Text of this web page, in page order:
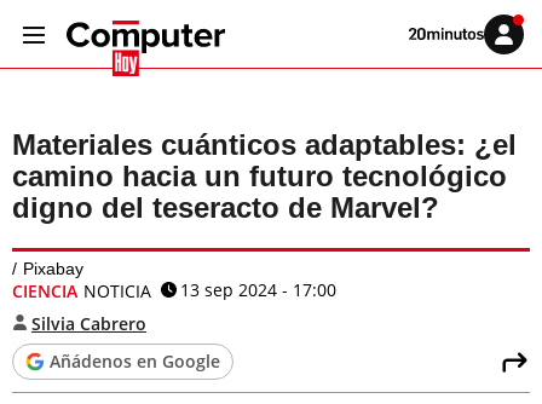
Volver
Iniciar
sesión
Materiales cuánticos adaptables: ¿el
camino hacia un futuro tecnológico
digno del teseracto de Marvel?
Pixabay
CIENCIA NOTICIA
13 sep 2024 - 17:00
Silvia Cabrero
Añádenos en Google